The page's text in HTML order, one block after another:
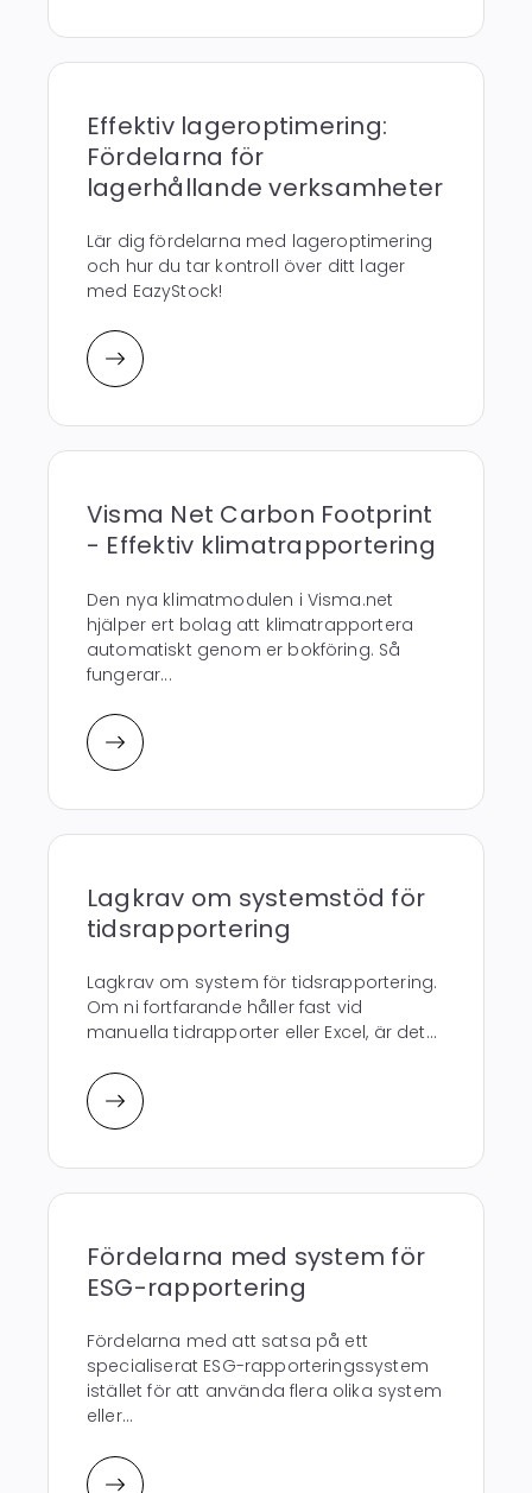
Effektiv lageroptimering:
Fördelarna för
lagerhållande verksamheter
Lär dig fördelarna med lageroptimering
och hur du tar kontroll över ditt lager
med EazyStock!
Visma Net Carbon Footprint
- Effektiv klimatrapportering
Den nya klimatmodulen i Visma.net
hjälper ert bolag att klimatrapportera
automatiskt genom er bokföring. Så
fungerar...
Lagkrav om systemstöd för
tidsrapportering
Lagkrav om system för tidsrapportering.
Om ni fortfarande håller fast vid
manuella tidrapporter eller Excel, är det...
Fördelarna med system för
ESG-rapportering
Fördelarna med att satsa på ett
specialiserat ESG-rapporteringssystem
istället för att använda flera olika system
eller...